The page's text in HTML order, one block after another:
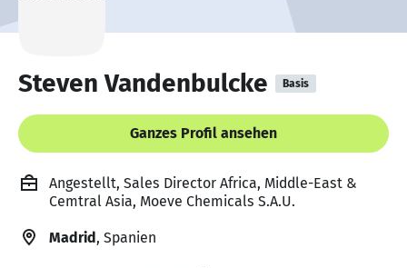
Steven Vandenbulcke Basis
Ganzes Profil ansehen
Angestellt, Sales Director Africa, Middle-East &
Cemtral Asia, Moeve Chemicals S.A.U.
Madrid, Spanien